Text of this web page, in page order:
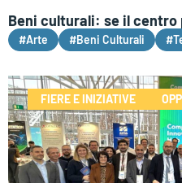
Beni culturali: se il centro
#Arte #Beni Culturali
FIERE E INIZIATIVE